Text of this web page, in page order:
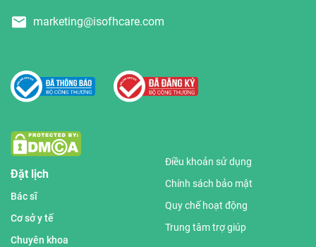
marketing@isofhcare.com
Đặt lịch
Bác sĩ
Cơ sở y tế
Chuyên khoa
Điều khoản sử dụng
Chính sách bảo mật
Quy chế hoạt động
Trung tâm trợ giúp